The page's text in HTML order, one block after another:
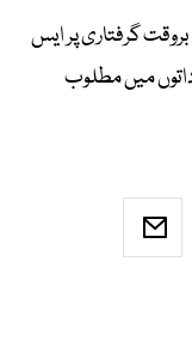
گرفتاری پر ایس
میں مطلوب